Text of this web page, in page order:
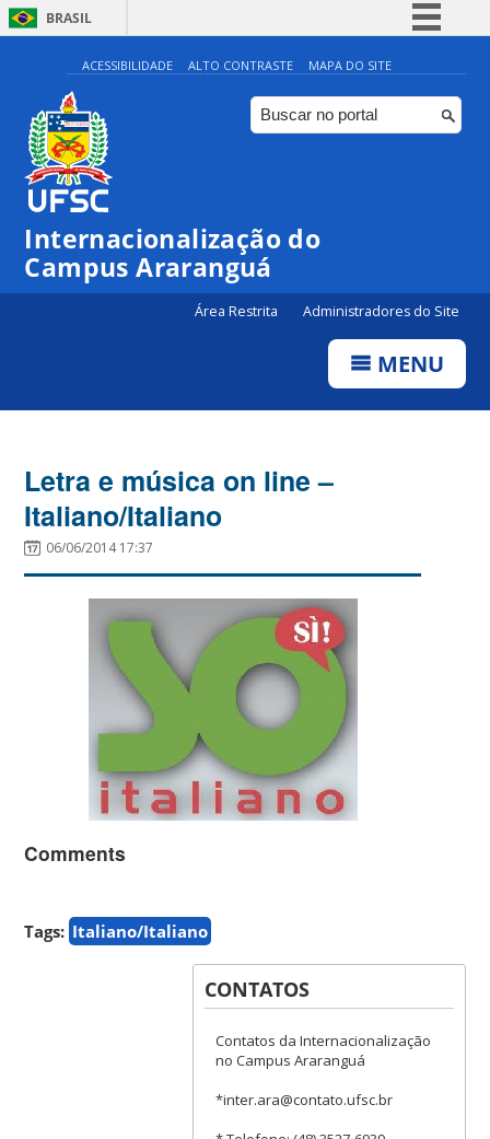
BRASIL
Simplifique!
Comunica BR
Participe
ACESSIBILIDADE ALTO CONTRASTE MAPA DO SITE
Internacionalização do
Campus Araranguá
Área Restrita Administradores do Site
MENU
Letra e música on line –
Italiano/Italiano
06/06/2014 17:37
Comments
Tags: Italiano/Italiano
CONTATOS
Contatos da Internacionalização
no Campus Araranguá
*inter.ara@contato.ufsc.br